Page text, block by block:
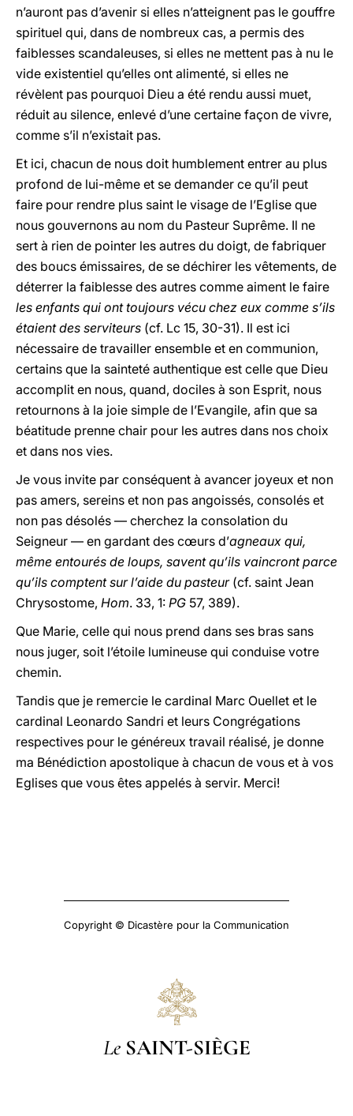
n’auront pas d’avenir si elles n’atteignent pas le gouffre
spirituel qui, dans de nombreux cas, a permis des
faiblesses scandaleuses, si elles ne mettent pas à nu le
vide existentiel qu’elles ont alimenté, si elles ne
révèlent pas pourquoi Dieu a été rendu aussi muet,
réduit au silence, enlevé d’une certaine façon de vivre,
comme s’il n’existait pas.
Et ici, chacun de nous doit humblement entrer au plus
profond de lui-même et se demander ce qu’il peut
faire pour rendre plus saint le visage de l’Eglise que
nous gouvernons au nom du Pasteur Suprême. Il ne
sert à rien de pointer les autres du doigt, de fabriquer
des boucs émissaires, de se déchirer les vêtements, de
déterrer la faiblesse des autres comme aiment le faire
les enfants qui ont toujours vécu chez eux comme s’ils
étaient des serviteurs (cf. Lc 15, 30-31). Il est ici
nécessaire de travailler ensemble et en communion,
certains que la sainteté authentique est celle que Dieu
accomplit en nous, quand, dociles à son Esprit, nous
retournons à la joie simple de l’Evangile, afin que sa
béatitude prenne chair pour les autres dans nos choix
et dans nos vies.
Je vous invite par conséquent à avancer joyeux et non
pas amers, sereins et non pas angoissés, consolés et
non pas désolés — cherchez la consolation du
Seigneur — en gardant des cœurs d’agneaux qui,
même entourés de loups, savent qu’ils vaincront parce
qu’ils comptent sur l’aide du pasteur(cf. saint Jean
Chrysostome, Hom. 33, 1: PG 57, 389).
Que Marie, celle qui nous prend dans ses bras sans
nous juger, soit l’étoile lumineuse qui conduise votre
chemin.
Tandis que je remercie le cardinal Marc Ouellet et le
cardinal Leonardo Sandri et leurs Congrégations
respectives pour le généreux travail réalisé, je donne
ma Bénédiction apostolique à chacun de vous et à vos
Eglises que vous êtes appelés à servir. Merci!
Copyright © Dicastère pour la Communication
Le SAINT-SIÈGE